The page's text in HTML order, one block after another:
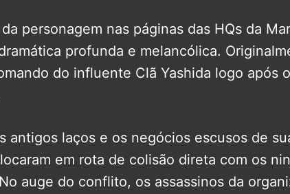
personagem nas páginas das HQs da
profunda e melancólica.
do influente Clã Yashida logo após
antigos laços e os negócios escusos de
em rota de colisão direta com os
auge do conflito, os assassinos da